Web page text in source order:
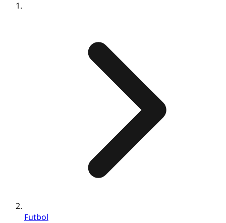
Futbol